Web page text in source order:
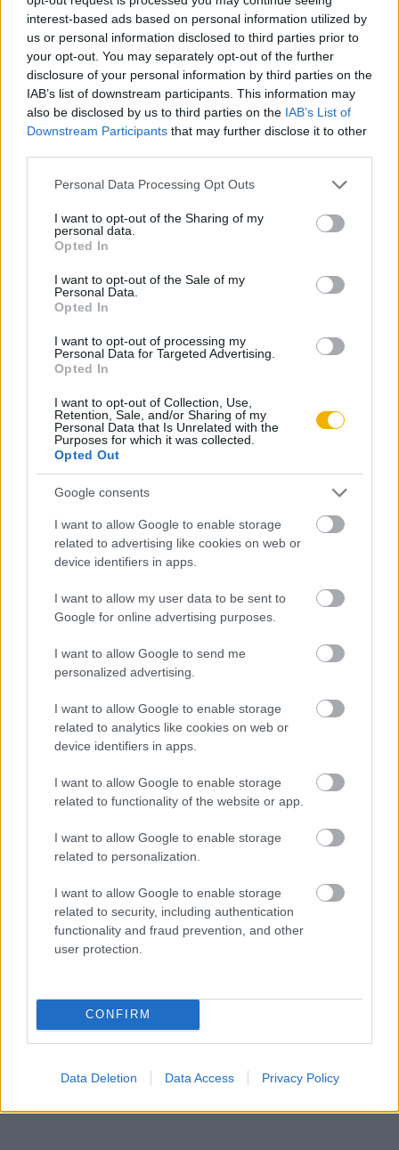
interest-based ads based on personal information utilized by
us or personal information disclosed to third parties prior to
your opt-out. You may separately opt-out of the further
disclosure of your personal information by third parties on the
IAB’s list of downstream participants. This information may
also be disclosed by us to third parties on the IAB’s List of
Downstream Participants that may further disclose it to other
Please note that this website/app uses one or more Google
not limited to your visit or usage behaviour. You may click to
grant or deny consent to Google and its third-party tags to
use your data for below specified purposes in below Google
consent section.
Personal Data Processing Opt Outs
I want to opt-out of the Sharing of my
personal data.
Opted In
I want to opt-out of the Sale of my
Personal Data.
Opted In
I want to opt-out of processing my
Personal Data for Targeted Advertising.
Opted In
I want to opt-out of Collection, Use,
Retention, Sale, and/or Sharing of my
Personal Data that Is Unrelated with the
Purposes for which it was collected.
Opted Out
Google consents
I want to allow Google to enable storage
related to advertising like cookies on web or
device identifiers in apps.
I want to allow my user data to be sent to
Google for online advertising purposes.
I want to allow Google to send me
personalized advertising.
I want to allow Google to enable storage
related to analytics like cookies on web or
device identifiers in apps.
I want to allow Google to enable storage
related to functionality of the website or app.
I want to allow Google to enable storage
related to personalization.
I want to allow Google to enable storage
related to security, including authentication
functionality and fraud prevention, and other
user protection.
CONFIRM
Data Deletion Data Access Privacy Policy
abszolutizmus, s a diszkrimináció ellenére is
Rubicon Online rovatok cikkei
Hirdetésmentes olvasó felület
Kedvenc cikkek elmentése, könyvjelzők
Az első hónap csak 200 Ft-ba kerül. Próbálja
Már előfizetőnk?
Online-on, kattintson ide: BELÉPÉS.
Ha még nem
rendelkezik felhasználói fiókkal, kattintson ide:
Szerző
A szerző cikkei
Lapszám
1992/1.
Korszak
A Habsburg újraberendezkedés kora (1686-
1825-ig)